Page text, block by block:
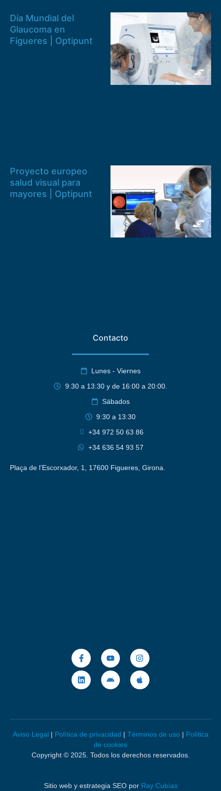
Día Mundial del
Glaucoma en
Figueres | Optipunt
Proyecto europeo
salud visual para
mayores | Optipunt
Contacto
Lunes - Viernes
9:30 a 13:30 y de 16:00 a 20:00.
Sábados
9:30 a 13:30
+34 972 50 63 86
+34 636 54 93 57
Plaça de l’Escorxador, 1, 17600 Figueres, Girona.
Sitio web y estrategia SEO por Ray Cubías
Aviso Legal | Política de privacidad | Términos de uso | Política
de cookies
Copyright © 2025. Todos los derechos reservados.